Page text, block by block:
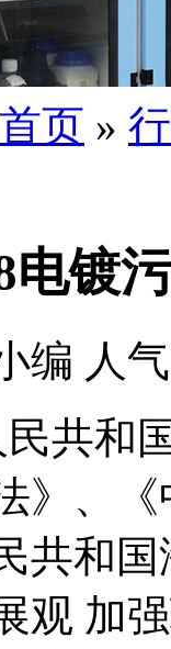
页 »
电镀
编 人
共和
》、
共和
观 加